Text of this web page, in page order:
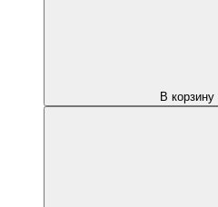
В корзину